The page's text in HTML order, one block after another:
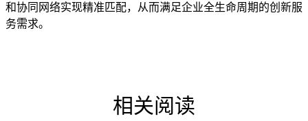
和协同网络实现精准匹配，从而满足企业全生命周期的创新服
务需求。
相关阅读